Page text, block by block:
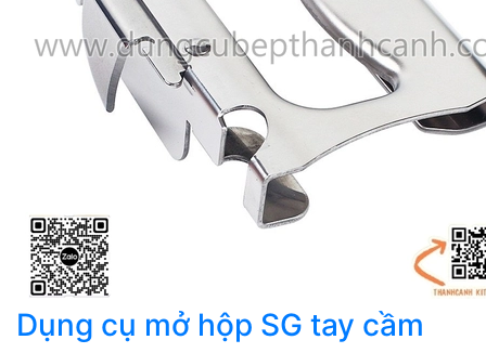
Dụng cụ mở hộp SG tay cầm